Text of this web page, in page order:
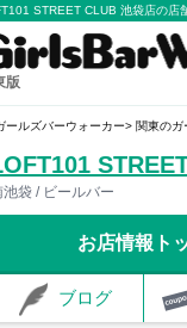
STREET CLUB 池袋店の店
版
ールズバーウォーカー 関東のガ
池袋 / ビールバー
お店情報ト
ブログ